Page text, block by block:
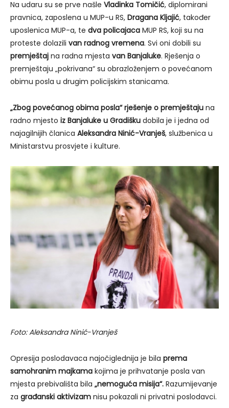
Na udaru su se prve našle Vladinka Tomičić, diplomirani
pravnica, zaposlena u MUP-u RS, Dragana Kljajić, također
uposlenica MUP-a, te dva policajaca MUP RS, koji su na
proteste dolazili van radnog vremena. Svi oni dobili su
premještaj na radna mjesta van Banjaluke. Rješenja o
premještaju „pokrivana“ su obrazloženjem o povećanom
obimu posla u drugim policijskim stanicama.
„Zbog povećanog obima posla“rješenje o premještaju na
radno mjesto iz Banjaluke u Gradišku dobila je i jedna od
najagilnijih članica Aleksandra Ninić-Vranješ, službenica u
Ministarstvu prosvjete i kulture.
Foto: Aleksandra Ninić-Vranješ
Opresija poslodavaca najočiglednija je bila prema
samohranim majkama kojima je prihvatanje posla van
mjesta prebivališta bila „nemoguća misija“. Razumijevanje
za građanski aktivizam nisu pokazali ni privatni poslodavci.